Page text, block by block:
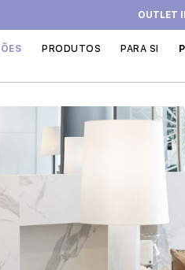
OUTLET
PRODUTOS PARA SI